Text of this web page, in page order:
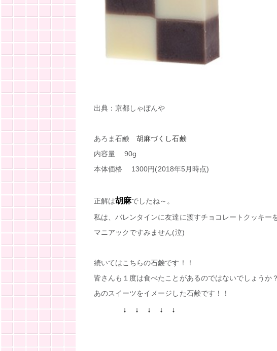
出典：京都しゃぼんや
あろま石鹸胡麻づくし石鹸
内容量 90g
本体価格 1300円(2018年5月時点)
正解は胡麻でしたね～。
私は、バレンタインに友達に渡すチョコレートクッキー
マニアックですみません(泣)
続いてはこちらの石鹸です！！
皆さんも１度は食べたことがあるのではないでしょうか？
あのスイーツをイメージした石鹸です！！
↓ ↓ ↓ ↓ ↓